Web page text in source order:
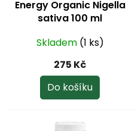
Energy Organic Nigella
sativa 100 ml
Skladem (1 ks)
275 Kč
Do košíku